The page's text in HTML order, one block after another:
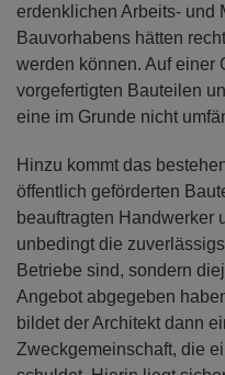
erdenklichen Arbeits- und
Bauvorhabens hätten
werden können. Auf einer
vorgefertigten Bauteilen
eine im Grunde nicht
Hinzu kommt das
öffentlich geförderten
beauftragten Handwerker
unbedingt die
Betriebe sind, sondern
Angebot abgegeben
bildet der Architekt dann
Zweckgemeinschaft, die